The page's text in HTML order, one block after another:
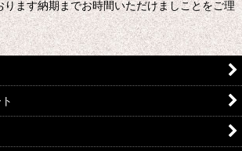
ります納期までお時間いただけましことをご理